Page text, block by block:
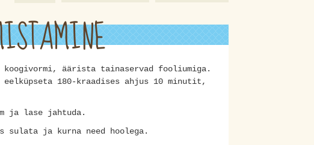
koogivormi, äärista tainaservad fooliumiga.
180-kraadises ahjus 10 minutit,
ja lase jahtuda.
sulata ja kurna need hoolega.